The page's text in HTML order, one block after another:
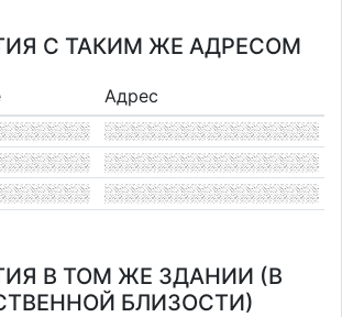
С ТАКИМ ЖЕ АДРЕСОМ
Адрес
В ТОМ ЖЕ ЗДАНИИ (В
БЛИЗОСТИ)